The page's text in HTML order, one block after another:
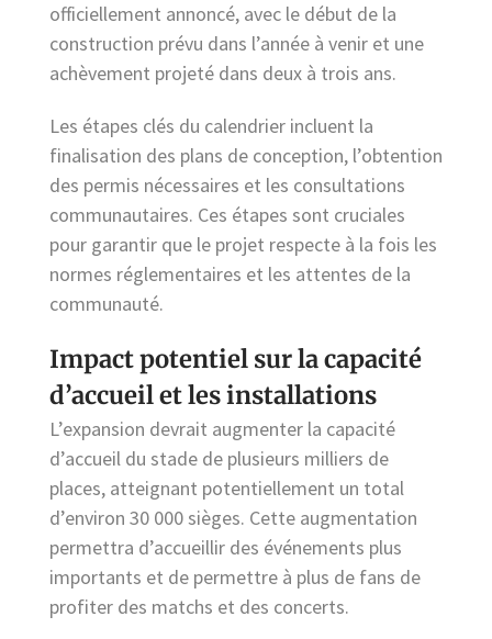
officiellement annoncé, avec le début de la
construction prévu dans l’année à venir et une
achèvement projeté dans deux à trois ans.
Les étapes clés du calendrier incluent la
finalisation des plans de conception, l’obtention
des permis nécessaires et les consultations
communautaires. Ces étapes sont cruciales
pour garantir que le projet respecte à la fois les
normes réglementaires et les attentes de la
communauté.
Impact potentiel sur la capacité
d’accueil et les installations
L’expansion devrait augmenter la capacité
d’accueil du stade de plusieurs milliers de
places, atteignant potentiellement un total
d’environ 30 000 sièges. Cette augmentation
permettra d’accueillir des événements plus
importants et de permettre à plus de fans de
profiter des matchs et des concerts.